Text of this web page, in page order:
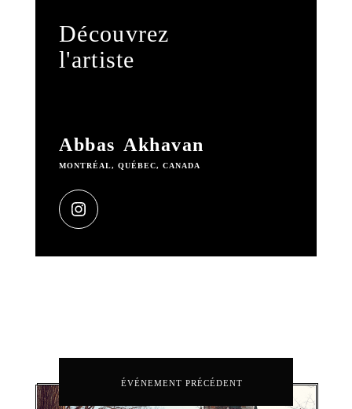
Découvrez
l'artiste
Abbas Akhavan
MONTRÉAL, QUÉBEC, CANADA
ÉVÉNEMENT PRÉCÉDENT